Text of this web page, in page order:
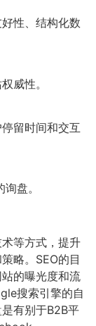
性、结构化数
威性。
留时间和交互
盘。
等方式，提升
略。SEO的目
的曝光度和流
搜索引擎的自
有别于B2B平